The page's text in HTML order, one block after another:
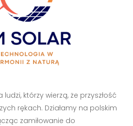
którzy wierzą, że przyszłość
rękach. Działamy na polskim
zamiłowanie do